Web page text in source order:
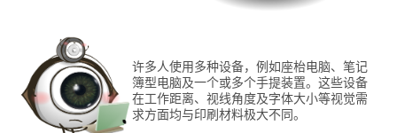
许多人使用多种设备，例如座枱电脑、笔记
簿型电脑及一个或多个手提装置。这些设备
在工作距离、视线角度及字体大小等视觉需
求方面均与印刷材料极大不同。